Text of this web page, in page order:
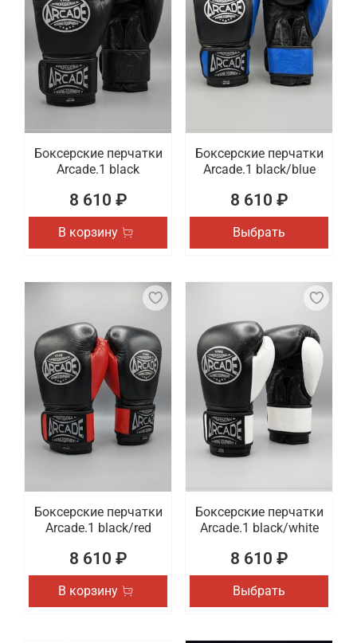
Боксерские перчатки
Arcade.1 black
8 610 ₽
В корзину
Боксерские перчатки
Arcade.1 black/blue
8 610 ₽
Выбрать
Боксерские перчатки
Arcade.1 black/red
8 610 ₽
В корзину
Боксерские перчатки
Arcade.1 black/white
8 610 ₽
Выбрать